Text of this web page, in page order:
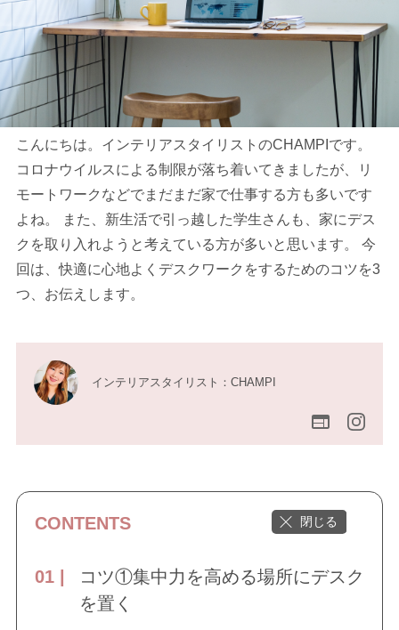
こんにちは。インテリアスタイリストのCHAMPIです。
コロナウイルスによる制限が落ち着いてきましたが、リ
モートワークなどでまだまだ家で仕事する方も多いです
よね。 また、新生活で引っ越した学生さんも、家にデス
クを取り入れようと考えている方が多いと思います。 今
回は、快適に心地よくデスクワークをするためのコツを3
つ、お伝えします。
インテリアスタイリスト：CHAMPI
CONTENTS
コツ①集中力を高める場所にデスク
を置く